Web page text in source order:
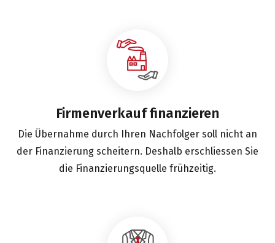
Firmenverkauf finanzieren
Die Übernahme durch Ihren Nachfolger soll nicht an
der Finanzierung scheitern. Deshalb erschliessen Sie
die Finanzierungsquelle frühzeitig.